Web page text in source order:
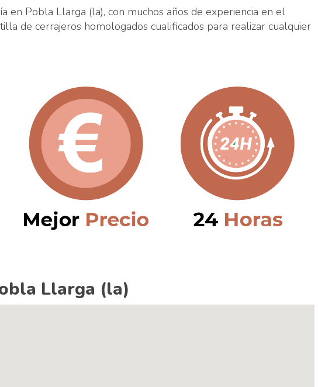
en Pobla Llarga (la), con muchos años de experiencia en el
de cerrajeros homologados cualificados para realizar cualquier
Llarga (la)